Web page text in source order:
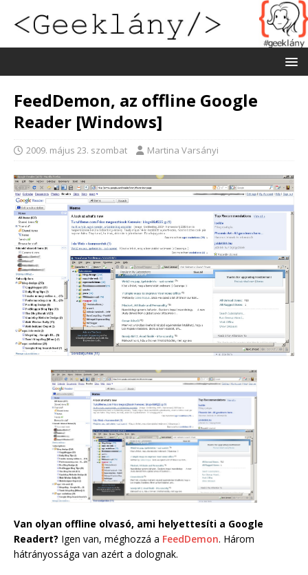
FeedDemon, az offline Google
Reader [Windows]
2009. május 23. szombat Martina Varsányi
Van olyan offline olvasó, ami helyettesíti a Google
Readert? Igen van, méghozzá a FeedDemon. Három
hátrányossága van azért a dolognak.